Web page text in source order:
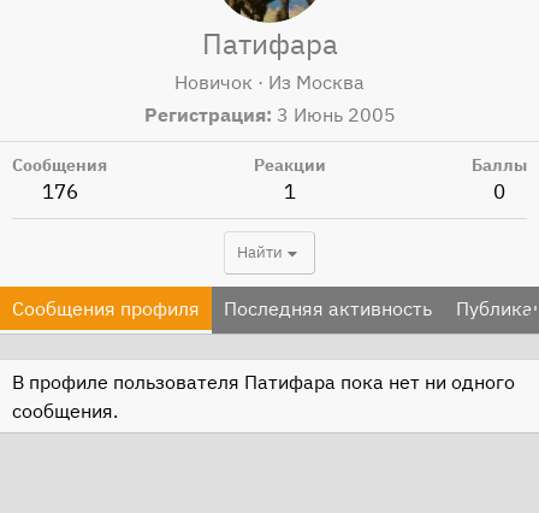
Патифара
Новичок · Из Москва
Регистрация 3 Июнь 2005
Сообщения
176
Реакции
1
Баллы
0
Найти
Сообщения профиля Последняя активность
В профиле пользователя Патифара пока нет ни одного
сообщения.